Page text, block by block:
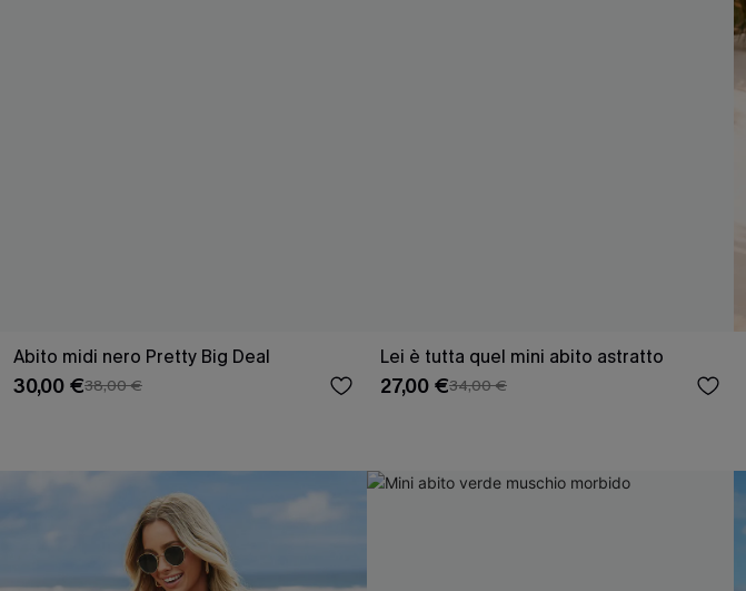
Abito midi nero Pretty Big Deal
30,00 €38,00 €
Lei è tutta quel mini abito astratto
27,00 €34,00 €